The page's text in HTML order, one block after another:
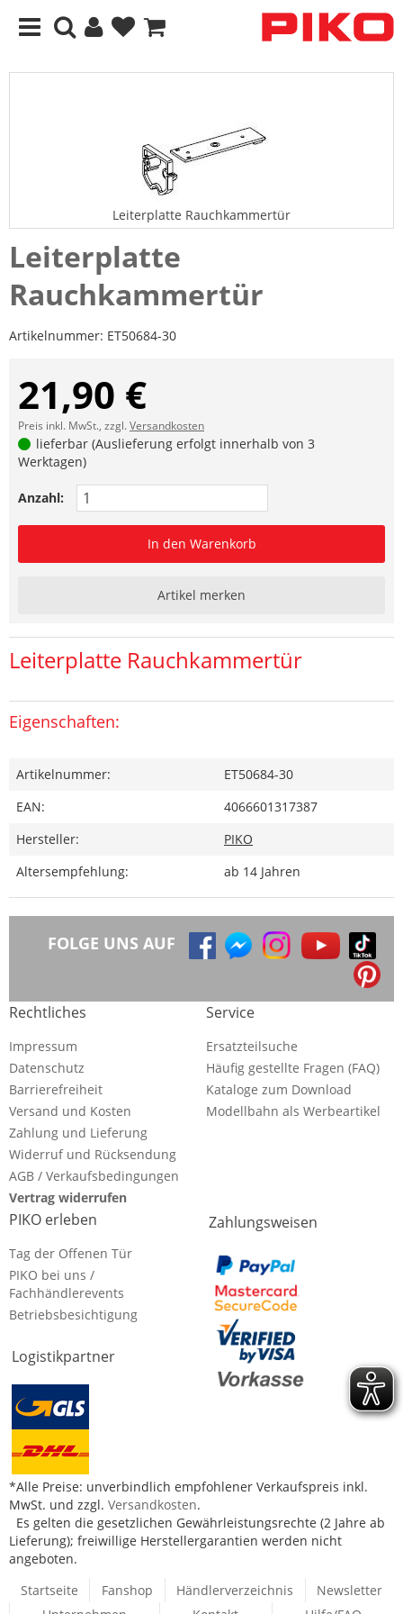
Leiterplatte Rauchkammertür
Leiterplatte
Rauchkammertür
Artikelnummer: ET50684-30
21,90 €
Preis inkl. MwSt., zzgl.Versandkosten
lieferbar (Auslieferung erfolgt innerhalb von 3
Werktagen)
Anzahl:
In den Warenkorb
Artikel merken
Leiterplatte Rauchkammertür
Eigenschaften:
Artikelnummer:
ET50684-30
EAN:
4066601317387
Hersteller:
PIKO
Altersempfehlung:
ab 14 Jahren
FOLGE UNS AUF
Rechtliches
Impressum
Datenschutz
Barrierefreiheit
Versand und Kosten
Zahlung und Lieferung
Widerruf und Rücksendung
AGB / Verkaufsbedingungen
Vertrag widerrufen
Service
Ersatzteilsuche
Häufig gestellte Fragen (FAQ)
Kataloge zum Download
Modellbahn als Werbeartikel
PIKO erleben
Tag der Offenen Tür
PIKO bei uns /
Fachhändlerevents
Betriebsbesichtigung
Logistikpartner
Zahlungsweisen
*Alle Preise: unverbindlich empfohlener Verkaufspreis inkl.
MwSt. und zzgl. Versandkosten.
Es gelten die gesetzlichen Gewährleistungsrechte (2 Jahre ab
Lieferung); freiwillige Herstellergarantien werden nicht
angeboten.
Startseite
Fanshop Händlerverzeichnis
Newsletter